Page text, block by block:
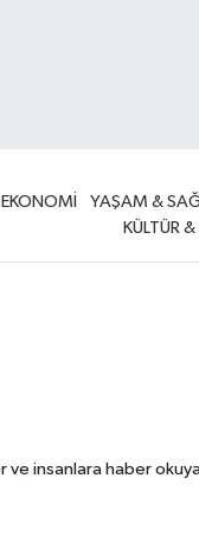
EKONOMİ YAŞAM &
KÜLTÜR
ve insanlara haber